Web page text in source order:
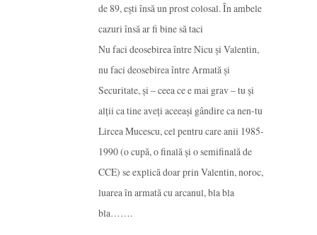
de 89, ești însă un prost colosal. În ambele
cazuri însă ar fi bine să taci
Nu faci deosebirea între Nicu și Valentin,
nu faci deosebirea între Armată și
Securitate, și – ceea ce e mai grav – tu și
alții ca tine aveți aceeași gândire ca nen-tu
Lircea Mucescu, cel pentru care anii 1985-
1990 (o cupă, o finală și o semifinală de
CCE) se explică doar prin Valentin, noroc,
luarea în armată cu arcanul, bla bla
bla…….